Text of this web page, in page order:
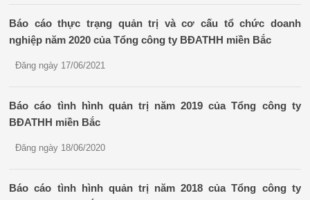
Báo cáo thực trạng quản trị và cơ cấu tổ chức doanh
nghiệp năm 2020 của Tổng công ty BĐATHH miền Bắc
Đăng ngày 17/06/2021
Báo cáo tình hình quản trị năm 2019 của Tổng công ty
BĐATHH miền Bắc
Đăng ngày 18/06/2020
Báo cáo tình hình quản trị năm 2018 của Tổng công ty